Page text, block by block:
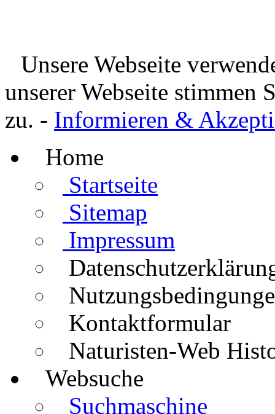
Unsere Webseite
unserer Webseite stimmen
zu. - Informieren &
Home
Startseite
Sitemap
Impressum
Kontaktformular
Naturisten-Web
Websuche
Suchmaschine